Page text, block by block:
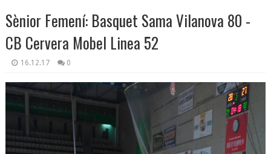
Sènior Femení: Basquet Sama Vilanova 80 -
CB Cervera Mobel Linea 52
16.12.17 0